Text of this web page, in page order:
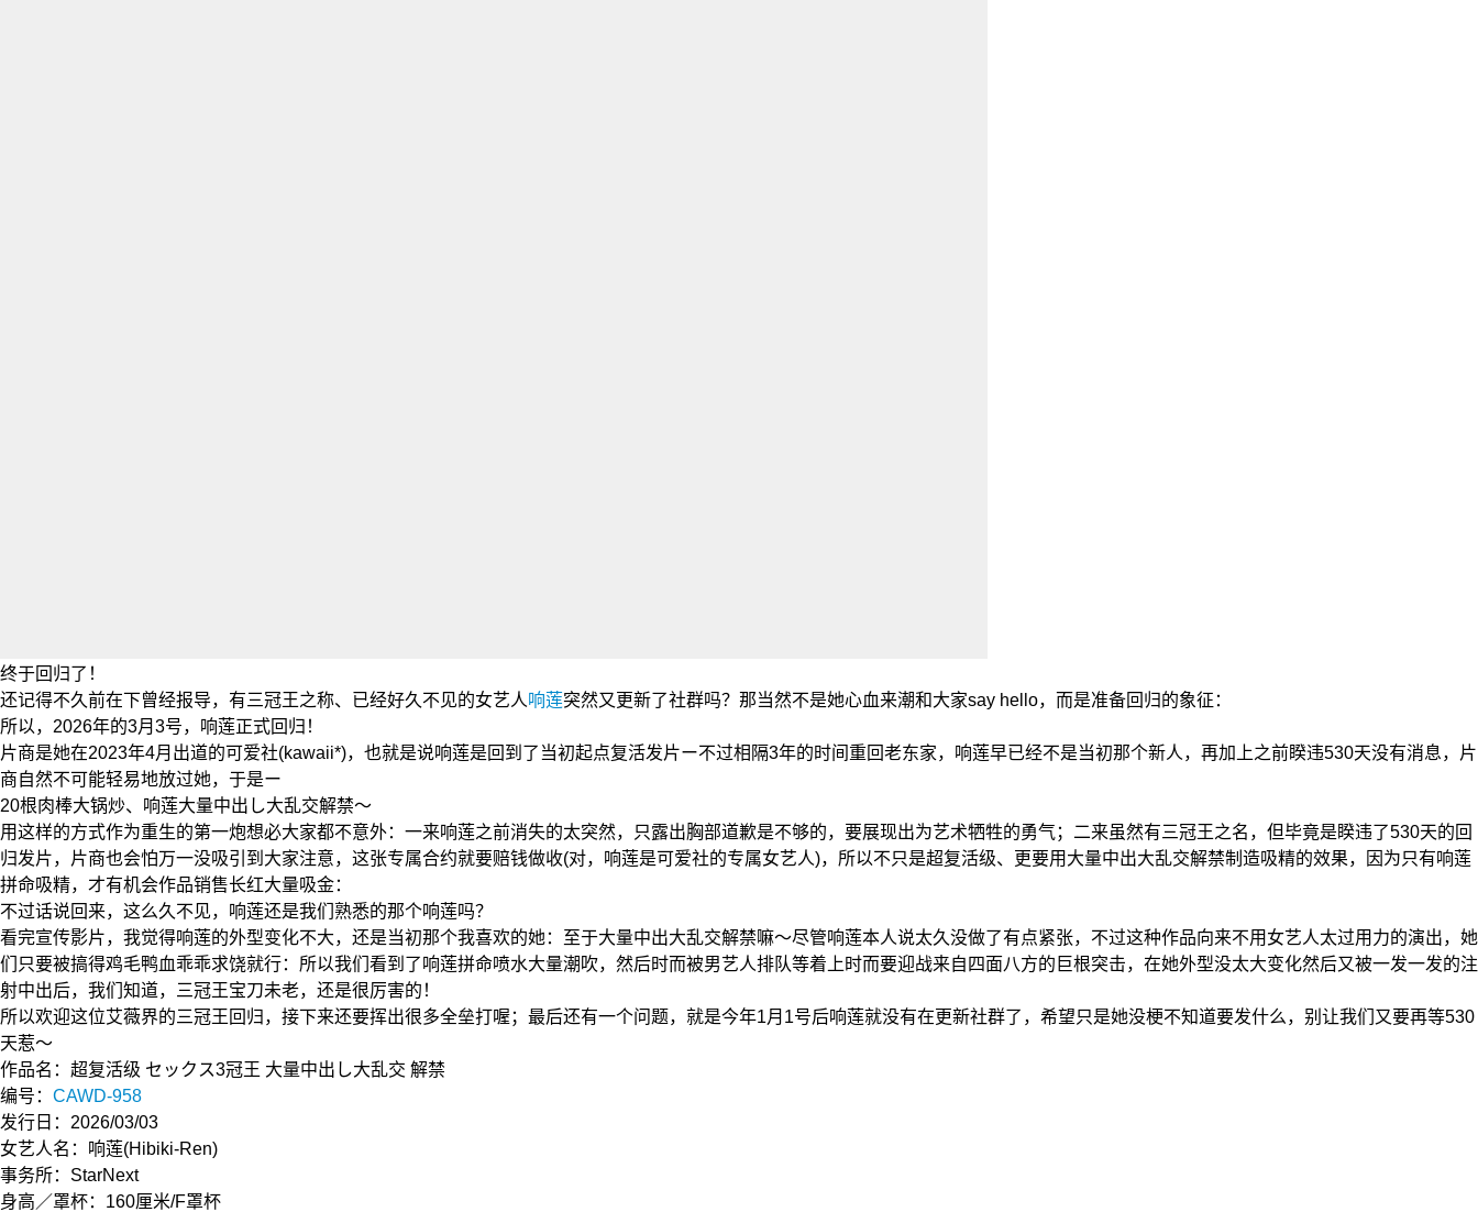
终于回归了！
还记得不久前在下曾经报导，有三冠王之称、已经好久不见的女艺人 响莲突然又更新了社群吗？那当然不是她心血来潮和大家say hello，而是准备回归的象征：
所以，2026年的3月3号，
响莲正式回归！
片商是她在2023年4月出道的可爱社(kawaii*)，也就是说响莲是回到了当初起点复活发片ー不过相隔3年的时间重回老东家，响莲早已经不是当初那个新人，再加上之前睽违530天没有消息，片
商自然不可能轻易地放过她，于是ー
20根肉棒大锅炒、响莲大量中出し大乱交解禁～
用这样的方式作为重生的第一炮想必大家都不意外：一来响莲之前消失的太突然，只露出胸部道歉是不够的，要展现出为艺术牺牲的勇气；二来虽然有三冠王之名，但毕竟是睽违了530天的回
归发片，片商也会怕万一没吸引到大家注意，这张专属合约就要赔钱做收(对，响莲是可爱社的专属女艺人)，所以不只是超复活级、更要用大量中出大乱交解禁制造吸精的效果，因为只有响莲
拼命吸精，才有机会作品销售长红大量吸金：
不过话说回来，这么久不见，响莲还是我们熟悉的那个响莲吗？
看完宣传影片，我觉得响莲的外型变化不大，还是当初那个我喜欢的她：至于大量中出大乱交解禁嘛～尽管响莲本人说太久没做了有点紧张，不过这种作品向来不用女艺人太过用力的演出，她
们只要被搞得鸡毛鸭血乖乖求饶就行：所以我们看到了响莲拼命喷水大量潮吹，然后时而被男艺人排队等着上时而要迎战来自四面八方的巨根突击，在她外型没太大变化然后又被一发一发的注
射中出后，我们知道，三冠王宝刀未老，还是很厉害的！
所以欢迎这位艾薇界的三冠王回归，接下来还要挥出很多全垒打喔；最后还有一个问题，就是今年1月1号后响莲就没有在更新社群了，希望只是她没梗不知道要发什么，别让我们又要再等530
天惹～
作品名：超复活级 セックス3冠王 大量中出し大乱交 解禁
编号： CAWD-958
发行日：2026/03/03
女艺人名：响莲(Hibiki-Ren)
事务所：StarNext
身高／罩杯：160厘米/F罩杯